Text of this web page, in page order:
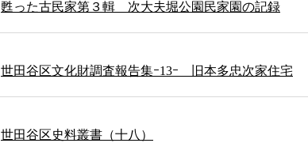
甦った古民家第３輯 次大夫堀公園民家園の記録
世田谷区文化財調査報告集ｰ13ｰ 旧本多忠次家住宅
世田谷区史料叢書（十八）